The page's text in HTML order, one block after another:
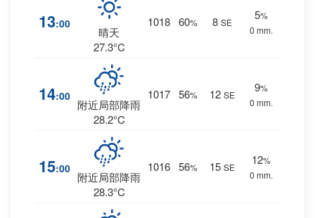
13:00
晴天
27.3°C
1018 60% 8 SE
5%
0 mm.
14:00
附近局部降雨
28.2°C
1017 56% 12 SE
9%
0 mm.
15:00
附近局部降雨
28.3°C
1016 56% 15 SE
12%
0 mm.